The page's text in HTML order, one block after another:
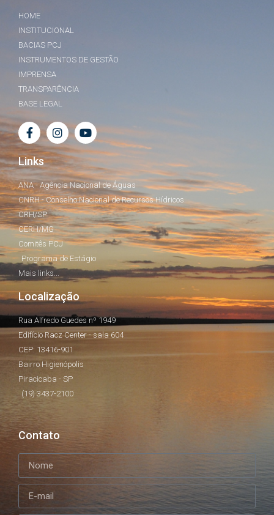
HOME
INSTITUCIONAL
BACIAS PCJ
INSTRUMENTOS DE GESTÃO
IMPRENSA
TRANSPARÊNCIA
BASE LEGAL
Links
ANA - Agência Nacional de Águas
CNRH - Conselho Nacional de Recursos Hídricos
CRH/SP
CERH/MG
Comitês PCJ
Programa de Estágio
Mais links...
Localização
Rua Alfredo Guedes nº 1949
Edifício Racz Center - sala 604
CEP: 13416-901
Bairro Higienópolis
Piracicaba - SP
(19) 3437-2100
Contato